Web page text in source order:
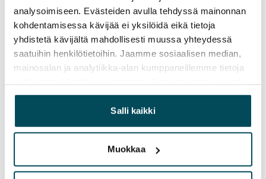
analysoimiseen. Evästeiden avulla tehdyssä mainonnan
kohdentamisessa kävijää ei yksilöidä eikä tietoja
yhdistetä kävijältä mahdollisesti muussa yhteydessä
saatuihin henkilötietoihin. Jaamme sosiaalisen median,
mainosalan ja analytiikka-alan kumppaneillemme tietoja
yhdistää näitä tietoja muihin tietoihin, joita olet antanut
heille tai joita on kerätty, kun olet käyttänyt heidän
palvelujaan.
Salli kaikki
Muokkaa
Irtisanomis­mahdollisuus
12 kk vuokrasopimuksesta tai sopimussakolla
aiemmin
Kotivakuutus